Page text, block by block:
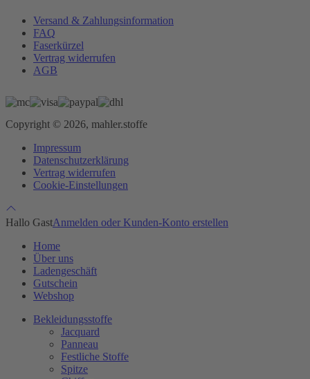
Versand & Zahlungsinformation
FAQ
Faserkürzel
Vertrag widerrufen
AGB
Copyright © 2026, mahler.stoffe
Impressum
Datenschutzerklärung
Vertrag widerrufen
Cookie-Einstellungen
Hallo GastAnmelden oder Kunden-Konto erstellen
Home
Über uns
Ladengeschäft
Gutschein
Webshop
Bekleidungsstoffe
Jacquard
Panneau
Festliche Stoffe
Spitze